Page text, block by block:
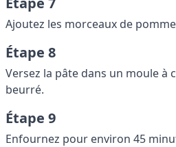
Ajoutez les morceaux de
Étape 8
Versez la pâte dans un moule à
beurré.
Étape 9
Enfournez pour environ 45